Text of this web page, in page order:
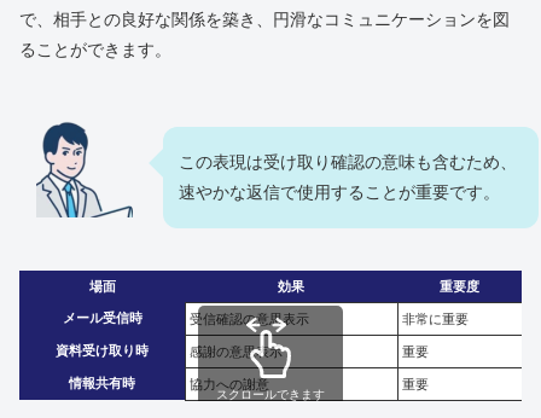
で、相手との良好な関係を築き、円滑なコミュニケーションを図
ることができます。
この表現は受け取り確認の意味も含むため、
速やかな返信で使用することが重要です。
場面 効果 重要度
メール受信時 受信確認の意思表示 非常に重要
資料受け取り時 感謝の意思表示 重要
情報共有時 協力への謝意 重要
スクロールできます